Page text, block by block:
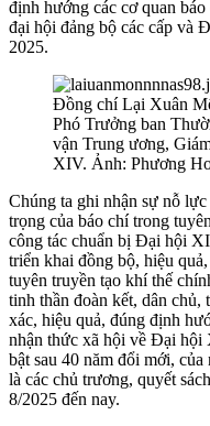
định hướng các cơ quan
đại hội đảng bộ các cấp và
2025.
Đồng chí Lại Xuân
Phó Trưởng ban
vận Trung ương,
XIV. Ảnh: Phương
Chúng ta ghi nhận sự nỗ
trọng của báo chí trong
công tác chuẩn bị Đại hội
triển khai đồng bộ, hiệu
tuyên truyền tạo khí thế
tinh thần đoàn kết, dân
xác, hiệu quả, đúng định
nhận thức xã hội về Đại
bật sau 40 năm đổi mới,
là các chủ trương, quyết
8/2025 đến nay.